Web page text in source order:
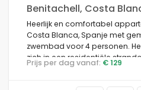
Voorwaarden
Benitachell, Costa
Heerlijk en comfortabel
Costa Blanca, Spanje met
zwembad voor 4 personen.
zich in een residentiële
strand Cala Moraig en 3 km
Prijs per dag vanaf: € 129